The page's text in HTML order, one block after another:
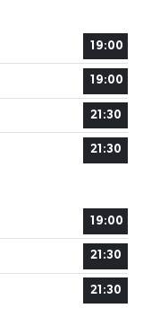
19:00
19:00
21:30
21:30
19:00
21:30
21:30